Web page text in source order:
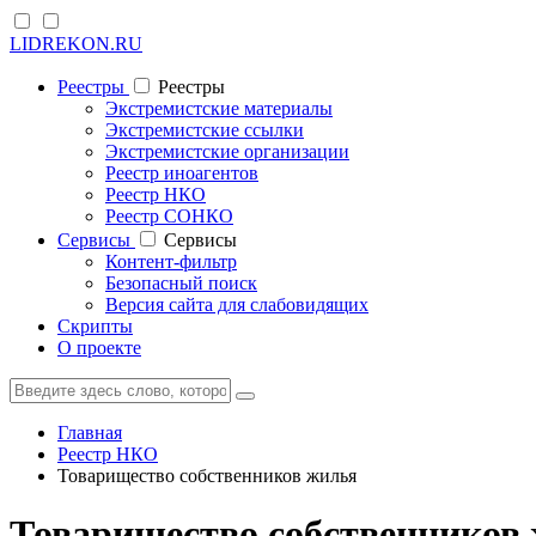
LIDREKON.RU
Реестры
Реестры
Экстремистские материалы
Экстремистские ссылки
Экстремистские организации
Реестр иноагентов
Реестр НКО
Реестр СОНКО
Cервисы
Cервисы
Контент-фильтр
Безопасный поиск
Версия сайта для слабовидящих
Скрипты
О проекте
Главная
Реестр НКО
Товарищество собственников жилья